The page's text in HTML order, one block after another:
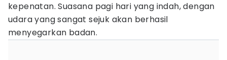
kepenatan. Suasana pagi hari yang indah, dengan
udara yang sangat sejuk akan berhasil
menyegarkan badan.